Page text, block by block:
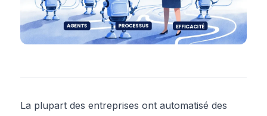
La plupart des entreprises ont automatisé des